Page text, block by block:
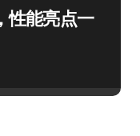
性能亮点一